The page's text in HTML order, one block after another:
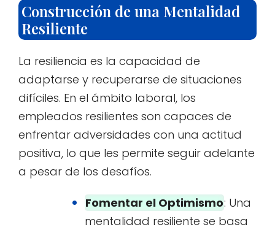
Construcción de una Mentalidad
Resiliente
La resiliencia es la capacidad de
adaptarse y recuperarse de situaciones
difíciles. En el ámbito laboral, los
empleados resilientes son capaces de
enfrentar adversidades con una actitud
positiva, lo que les permite seguir adelante
a pesar de los desafíos.
Fomentar el Optimismo: Una
mentalidad resiliente se basa